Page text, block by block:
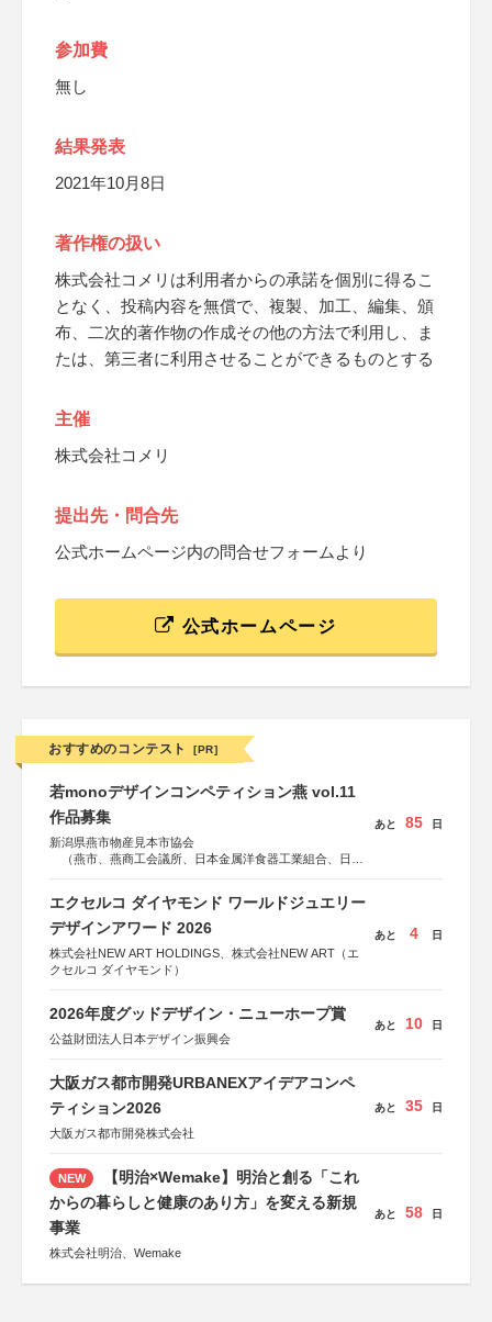
参加費
無し
結果発表
2021年10月8日
著作権の扱い
株式会社コメリは利用者からの承諾を個別に得るこ
となく、投稿内容を無償で、複製、加工、編集、頒
布、二次的著作物の作成その他の方法で利用し、ま
たは、第三者に利用させることができるものとする
主催
株式会社コメリ
提出先・問合先
公式ホームページ内の問合せフォームより
公式ホームページ
おすすめのコンテスト [PR]
若monoデザインコンペティション燕 vol.11
作品募集
新潟県燕市物産見本市協会
（燕市、燕商工会議所、日本金属洋食器工業組合、日本
あと 85 日
エクセルコ ダイヤモンド ワールドジュエリー
デザインアワード 2026
株式会社NEW ART HOLDINGS、株式会社NEW ART（エ
クセルコ ダイヤモンド）
あと 4 日
2026年度グッドデザイン・ニューホープ賞
公益財団法人日本デザイン振興会
あと 10 日
大阪ガス都市開発URBANEXアイデアコンペ
ティション2026
大阪ガス都市開発株式会社
あと 35 日
NEW
【明治×Wemake】明治と創る「これ
からの暮らしと健康のあり方」を変える新規
事業
株式会社明治、Wemake
あと 58 日